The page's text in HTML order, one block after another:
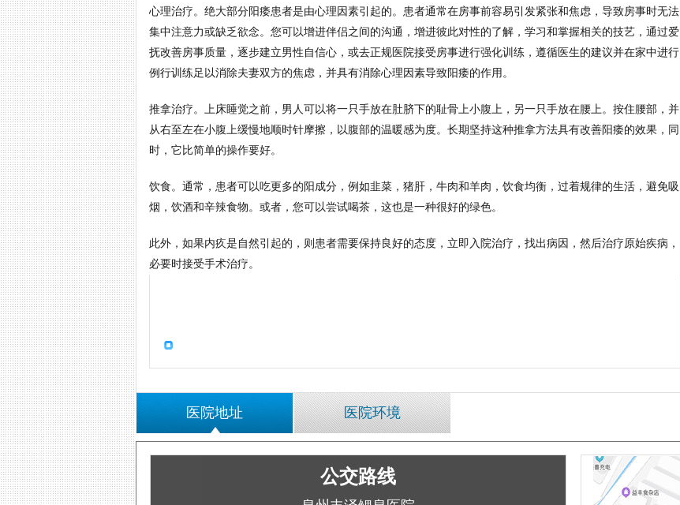
心理治疗。绝大部分阳痿患者是由心理因素引起的。患者通常在房事前容易引发紧张和焦虑，导致房事时无法
集中注意力或缺乏欲念。您可以增进伴侣之间的沟通，增进彼此对性的了解，学习和掌握相关的技艺，通过爱
抚改善房事质量，逐步建立男性自信心，或去正规医院接受房事进行强化训练，遵循医生的建议并在家中进行
例行训练足以消除夫妻双方的焦虑，并具有消除心理因素导致阳痿的作用。
推拿治疗。上床睡觉之前，男人可以将一只手放在肚脐下的耻骨上小腹上，另一只手放在腰上。按住腰部，并
从右至左在小腹上缓慢地顺时针摩擦，以腹部的温暖感为度。长期坚持这种推拿方法具有改善阳痿的效果，同
时，它比简单的操作要好。
饮食。通常，患者可以吃更多的阳成分，例如韭菜，猪肝，牛肉和羊肉，饮食均衡，过着规律的生活，避免吸
烟，饮酒和辛辣食物。或者，您可以尝试喝茶，这也是一种很好的绿色。
此外，如果内疚是自然引起的，则患者需要保持良好的态度，立即入院治疗，找出病因，然后治疗原始疾病，
必要时接受手术治疗。
医院地址 医院环境
公交路线